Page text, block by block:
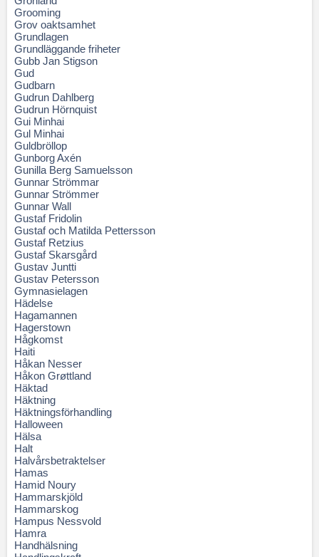
Grooming
Grov oaktsamhet
Grundlagen
Grundläggande friheter
Gubb Jan Stigson
Gud
Gudbarn
Gudrun Dahlberg
Gudrun Hörnquist
Gui Minhai
Gul Minhai
Guldbröllop
Gunborg Axén
Gunilla Berg Samuelsson
Gunnar Strömmar
Gunnar Strömmer
Gunnar Wall
Gustaf Fridolin
Gustaf och Matilda Pettersson
Gustaf Retzius
Gustaf Skarsgård
Gustav Juntti
Gustav Petersson
Gymnasielagen
Hädelse
Hagamannen
Hagerstown
Hågkomst
Haiti
Håkan Nesser
Håkon Grøttland
Häktad
Häktning
Häktningsförhandling
Halloween
Hälsa
Halt
Halvårsbetraktelser
Hamas
Hamid Noury
Hammarskjöld
Hammarskog
Hampus Nessvold
Hamra
Handhälsning